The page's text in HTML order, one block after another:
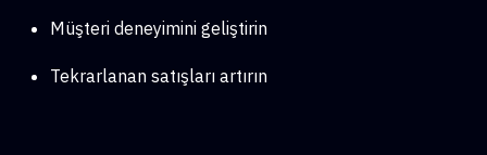
Müşteri deneyimini geliştirin
Tekrarlanan satışları artırın